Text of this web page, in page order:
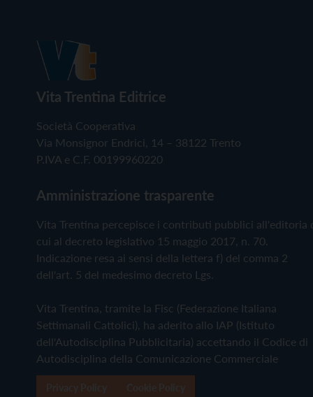
Vita Trentina Editrice
Società Cooperativa
Via Monsignor Endrici, 14 – 38122 Trento
P.IVA e C.F. 00199960220
Amministrazione trasparente
Vita Trentina percepisce i contributi pubblici all'editoria
cui al decreto legislativo 15 maggio 2017, n. 70.
Indicazione resa ai sensi della lettera f) del comma 2
dell'art. 5 del medesimo decreto Lgs.
Vita Trentina, tramite la Fisc (Federazione Italiana
Settimanali Cattolici), ha aderito allo IAP (Istituto
dell'Autodisciplina Pubblicitaria) accettando il Codice di
Autodisciplina della Comunicazione Commerciale